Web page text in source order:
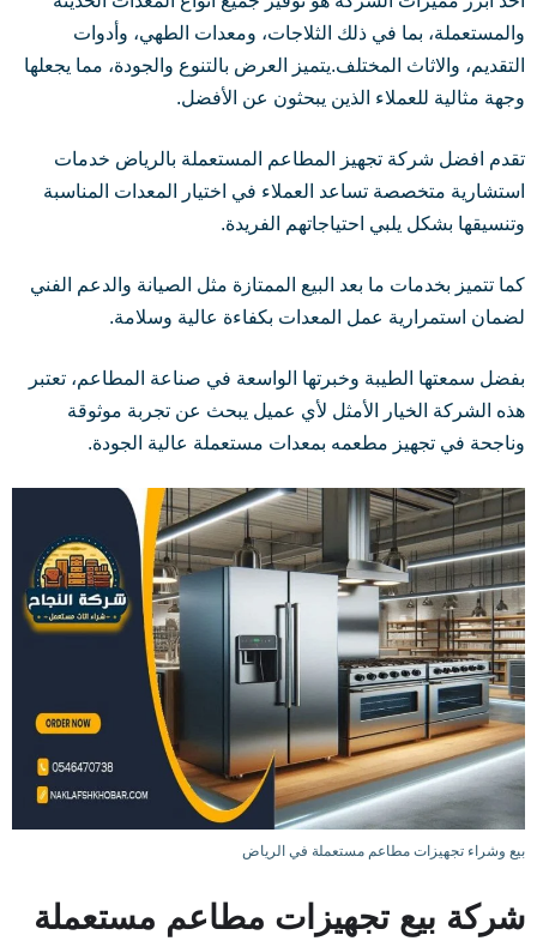
والمستعملة، بما في ذلك الثلاجات، ومعدات الطهي، وأدوات
التقديم، والاثاث المختلف.يتميز العرض بالتنوع والجودة، مما يجعلها
وجهة مثالية للعملاء الذين يبحثون عن الأفضل.
تقدم افضل شركة تجهيز المطاعم المستعملة بالرياض خدمات
استشارية متخصصة تساعد العملاء في اختيار المعدات المناسبة
وتنسيقها بشكل يلبي احتياجاتهم الفريدة.
كما تتميز بخدمات ما بعد البيع الممتازة مثل الصيانة والدعم الفني
لضمان استمرارية عمل المعدات بكفاءة عالية وسلامة.
بفضل سمعتها الطيبة وخبرتها الواسعة في صناعة المطاعم، تعتبر
هذه الشركة الخيار الأمثل لأي عميل يبحث عن تجربة موثوقة
وناجحة في تجهيز مطعمه بمعدات مستعملة عالية الجودة.
بيع وشراء تجهيزات مطاعم مستعملة في الرياض
شركة بيع تجهيزات مطاعم مستعملة